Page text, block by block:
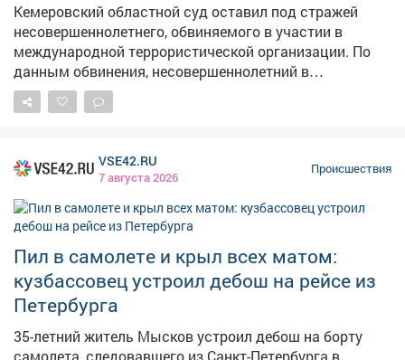
Кемеровский областной суд оставил под стражей
несовершеннолетнего, обвиняемого в участии в
международной террористической организации. По
данным обвинения, несовершеннолетний в
социальных сетях размещал изображения и
видеоролики с призывами к вступлению в
государственной власти и продвижение идеологии
неонацизма. Также он распространял призывы к
насилию, вербовал новых участников, информировал
о совершенных актах насилия и делился способами
изготовления взрывчатых веществ. Центральный
районный суд Кемерова продлил срок содержания
под стражей до 28 сентября 2026 года – чтобы
исключить возможное давление на свидетелей,
уничтожение доказательств и предупредить риск того,
что обвиняемый скроется от следствия и суда.
VSE42.RU
7 августа 2026
Происшествия
Пил в самолете и крыл всех матом:
кузбассовец устроил дебош на рейсе из
Петербурга
35-летний житель Мысков устроил дебош на борту
самолета, следовавшего из Санкт-Петербурга в